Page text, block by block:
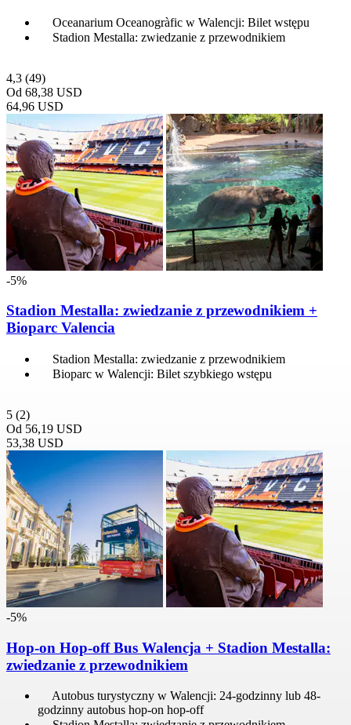
Oceanarium Oceanogràfic w Walencji: Bilet wstępu
Stadion Mestalla: zwiedzanie z przewodnikiem
4,3 (49)
Od 68,38 USD
64,96 USD
-5%
Stadion Mestalla: zwiedzanie z przewodnikiem +
Bioparc Valencia
Stadion Mestalla: zwiedzanie z przewodnikiem
Bioparc w Walencji: Bilet szybkiego wstępu
5 (2)
Od 56,19 USD
53,38 USD
-5%
Hop-on Hop-off Bus Walencja + Stadion Mestalla:
zwiedzanie z przewodnikiem
Autobus turystyczny w Walencji: 24-godzinny lub 48-
godzinny autobus hop-on hop-off